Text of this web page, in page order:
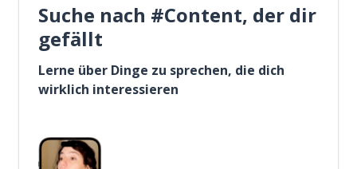
Suche nach #Content, der dir
gefällt
Lerne über Dinge zu sprechen, die dich
wirklich interessieren